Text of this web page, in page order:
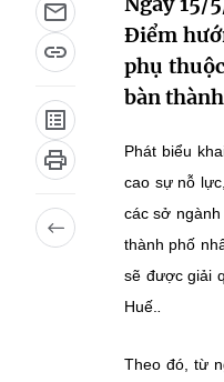
Điểm
phụ
bàn
Phát biểu
cao sự nỗ
các sở
thành phố
sẽ được giải
Huế.
Theo đó, từ